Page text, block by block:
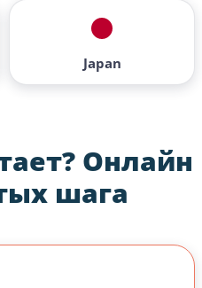
Japan
Онлайн
шага